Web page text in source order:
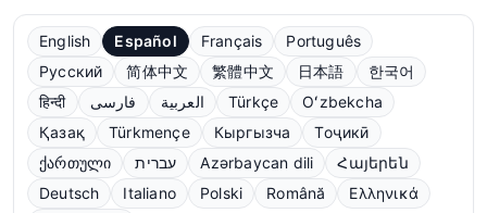
English Español Français
Português
Русский
简体中文 繁體中文 日本語
한국어
हिन्दी
فارسی العربية Türkçe
Oʻzbekcha
Қазақ
Türkmençe Кыргызча
Тоҷикӣ
ქართული
עברית Azərbaycan dili
Հայերեն
Deutsch
Italiano Polski Română Ελληνικά